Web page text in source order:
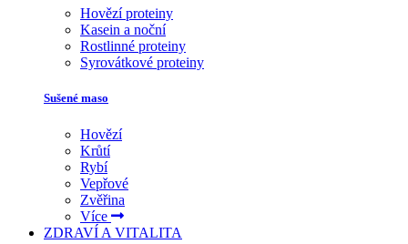
Hovězí proteiny
Kasein a noční
Rostlinné proteiny
Syrovátkové proteiny
Sušené maso
Hovězí
Krůtí
Rybí
Vepřové
Zvěřina
Více
ZDRAVÍ A VITALITA